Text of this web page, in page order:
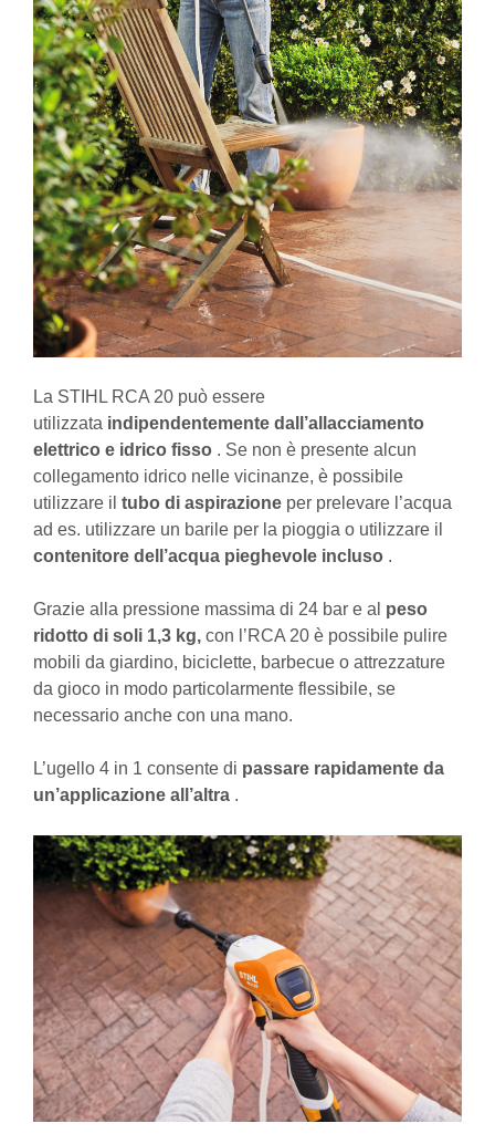
La STIHL RCA 20 può essere
utilizzata indipendentemente dall’allacciamento
elettrico e idrico fisso . Se non è presente alcun
collegamento idrico nelle vicinanze, è possibile
utilizzare il tubo di aspirazione per prelevare l’acqua
ad es. utilizzare un barile per la pioggia o utilizzare il
contenitore dell’acqua pieghevole incluso .
Grazie alla pressione massima di 24 bar e al peso
ridotto di soli 1,3 kg, con l’RCA 20 è possibile pulire
mobili da giardino, biciclette, barbecue o attrezzature
da gioco in modo particolarmente flessibile, se
necessario anche con una mano.
L’ugello 4 in 1 consente di passare rapidamente da
un’applicazione all’altra .